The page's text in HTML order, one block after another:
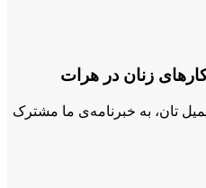
زنان در هرات
تان، به خبرنامه‌ی ما مشترک